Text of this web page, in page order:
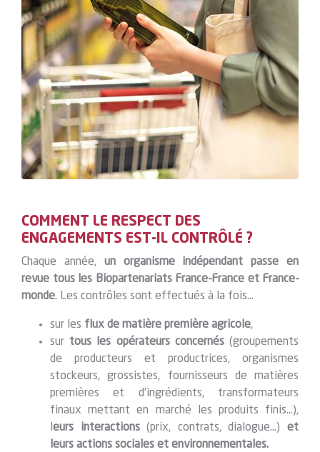
COMMENT LE RESPECT DES
ENGAGEMENTS EST-IL CONTRÔLÉ ?
Chaque année, un organisme indépendant passe en
revue tous les Biopartenariats France-France et France-
monde. Les contrôles sont effectués à la fois…
sur les flux de matière première agricole,
sur tous les opérateurs concernés(groupements
de producteurs et productrices, organismes
stockeurs, grossistes, fournisseurs de matières
premières et d’ingrédients, transformateurs
finaux mettant en marché les produits finis…),
leurs interactions(prix, contrats, dialogue…)et
leurs actions sociales et environnementales.